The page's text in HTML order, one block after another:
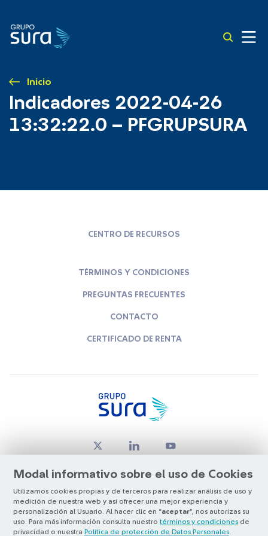
Inicio
Indicadores 2022-04-26
13:32:22.0 – PFGRUPSURA
Modal informativo sobre el uso de Cookies
Utilizamos cookies propias y de terceros para realizar análisis de uso y
medición de nuestra web y así ofrecer una mejor experiencia y
personalización al Usuario. Al hacer clic en “aceptar”, nos autorizas su
uso. Para más información consulta nuestro términos y condiciones de
privacidad o nuestra Política de protección de Datos Personales
CENTRO DE RECURSOS
TÉRMINOS Y CONDICIONES
PREGUNTAS FRECUENTES
CONTACTO
CERTIFICADO DE RENTA
© Copyright Grupo SURA 2026